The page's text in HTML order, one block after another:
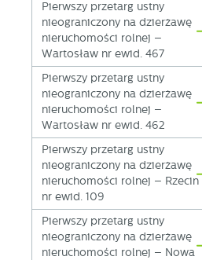
Pierwszy przetarg ustny
nieograniczony na dzierżawę
nieruchomości rolnej –
Wartosław nr ewid. 467
Pierwszy przetarg ustny
nieograniczony na dzierżawę
nieruchomości rolnej –
Wartosław nr ewid. 462
Pierwszy przetarg ustny
nieograniczony na dzierżawę
nieruchomości rolnej – Rzecin
nr ewid. 109
Pierwszy przetarg ustny
nieograniczony na dzierżawę
nieruchomości rolnej – Nowa